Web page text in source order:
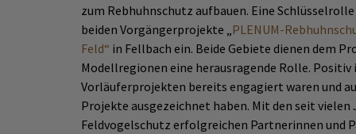
zum Rebhuhnschutz aufbauen. Eine
beiden Vorgängerprojekte „ PLENUM-
Feld“ in Fellbach ein. Beide Gebiete dienen dem
Modellregionen eine herausragende Rolle. Positiv
Vorläuferprojekten bereits engagiert waren und
Projekte ausgezeichnet haben. Mit den seit
Feldvogelschutz erfolgreichen Partnerinnen und